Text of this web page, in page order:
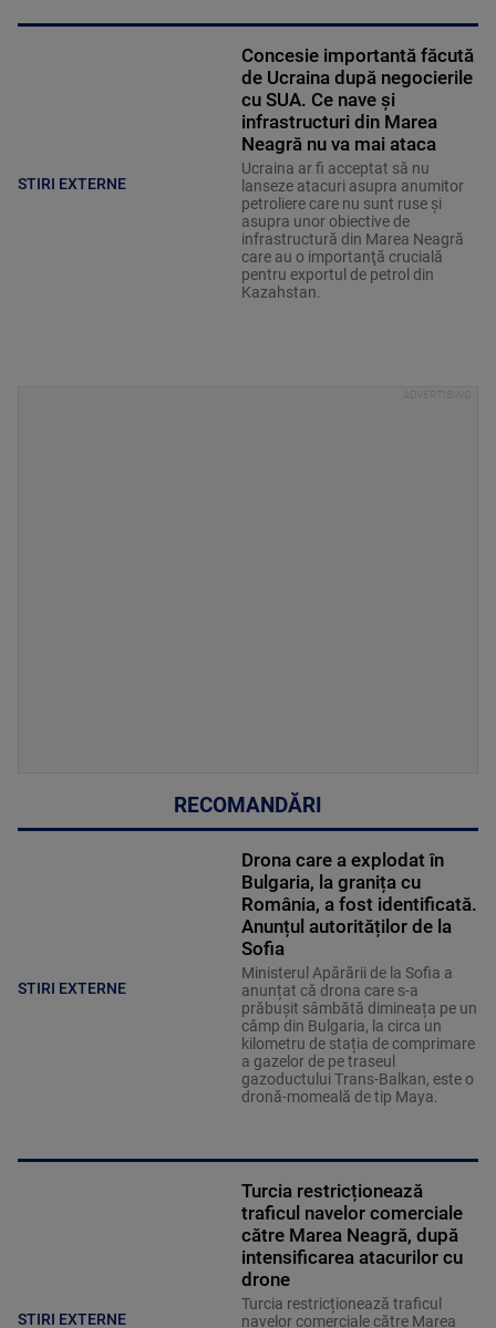
STIRI EXTERNE
Concesie importantă făcută
de Ucraina după negocierile
cu SUA. Ce nave şi
infrastructuri din Marea
Neagră nu va mai ataca
Ucraina ar fi acceptat să nu
lanseze atacuri asupra anumitor
petroliere care nu sunt ruse şi
asupra unor obiective de
infrastructură din Marea Neagră
care au o importanţă crucială
pentru exportul de petrol din
Kazahstan.
RECOMANDĂRI
STIRI EXTERNE
Drona care a explodat în
Bulgaria, la granița cu
România, a fost identificată.
Anunțul autorităților de la
Sofia
Ministerul Apărării de la Sofia a
anunțat că drona care s-a
prăbușit sâmbătă dimineața pe un
câmp din Bulgaria, la circa un
kilometru de stația de comprimare
a gazelor de pe traseul
gazoductului Trans-Balkan, este o
dronă-momeală de tip Maya.
STIRI EXTERNE
Turcia restricționează
traficul navelor comerciale
către Marea Neagră, după
intensificarea atacurilor cu
drone
Turcia restricționează traficul
navelor comerciale către Marea